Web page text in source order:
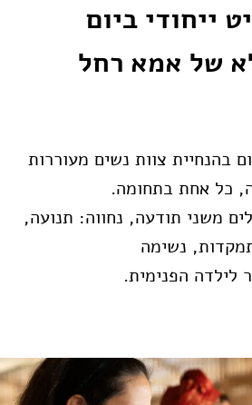
ייחודי ביום
של אמא רחל
בהנחיית צוות נשים מעוררות
כל אחת בתחומה.
משני תודעה, נחווה: תנועה,
נשימה
לילדה הפנימית.